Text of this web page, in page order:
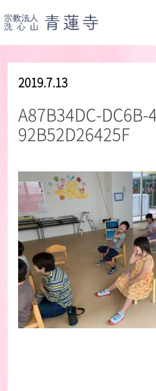
2019.7.13
A87B34DC-
92B52D26425F